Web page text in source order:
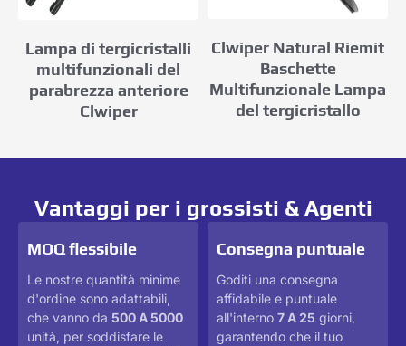
Lampa di tergicristalli
multifunzionali del
parabrezza anteriore
Clwiper
Clwiper Natural Riemit
Baschette
Multifunzionale Lampa
del tergicristallo
Vantaggi per i grossisti & Agenti
MOQ flessibile
Le nostre quantità minime
d'ordine sono adattabili,
che vanno da 500 A 5000
unità, per soddisfare le
Consegna puntuale
Goditi una consegna
affidabile e puntuale
all'interno 7 A 25 giorni,
garantendo che il tuo